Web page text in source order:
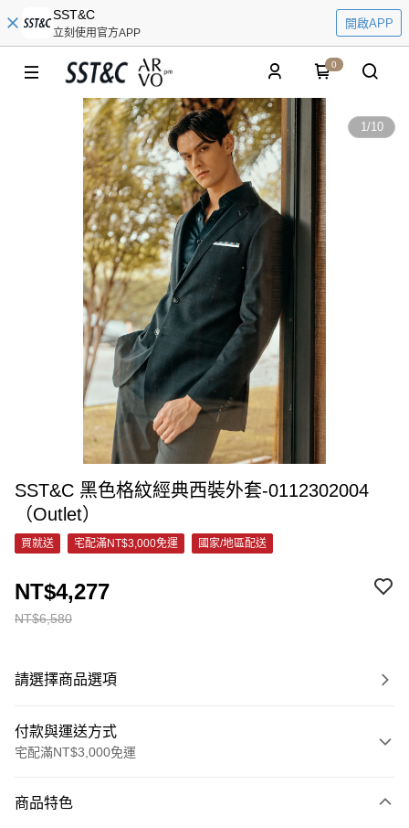
SST&C
立刻使用官方APP
開啟APP
0
1/10
SST&C 黑色格紋經典西裝外套-0112302004
（Outlet）
買就送 宅配滿NT$3,000免運 國家/地區配送
NT$6,580
NT$4,277
請選擇商品選項
付款與運送方式
宅配滿NT$3,000免運
信用卡一次付款
商品特色